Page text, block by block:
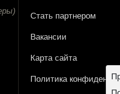
Стать партнером
Вакансии
Карта сайта
Политика